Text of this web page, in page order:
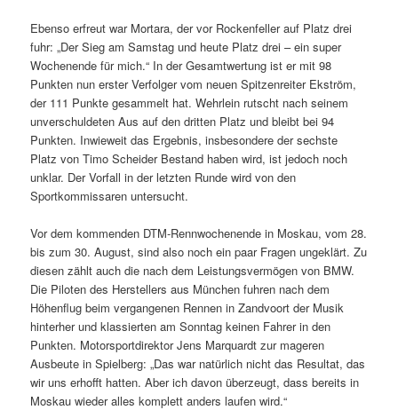
Ebenso erfreut war Mortara, der vor Rockenfeller auf Platz drei
fuhr: „Der Sieg am Samstag und heute Platz drei – ein super
Wochenende für mich.“ In der Gesamtwertung ist er mit 98
Punkten nun erster Verfolger vom neuen Spitzenreiter Ekström,
der 111 Punkte gesammelt hat. Wehrlein rutscht nach seinem
unverschuldeten Aus auf den dritten Platz und bleibt bei 94
Punkten. Inwieweit das Ergebnis, insbesondere der sechste
Platz von Timo Scheider Bestand haben wird, ist jedoch noch
unklar. Der Vorfall in der letzten Runde wird von den
Sportkommissaren untersucht.
Vor dem kommenden DTM-Rennwochenende in Moskau, vom 28.
bis zum 30. August, sind also noch ein paar Fragen ungeklärt. Zu
diesen zählt auch die nach dem Leistungsvermögen von BMW.
Die Piloten des Herstellers aus München fuhren nach dem
Höhenflug beim vergangenen Rennen in Zandvoort der Musik
hinterher und klassierten am Sonntag keinen Fahrer in den
Punkten. Motorsportdirektor Jens Marquardt zur mageren
Ausbeute in Spielberg: „Das war natürlich nicht das Resultat, das
wir uns erhofft hatten. Aber ich davon überzeugt, dass bereits in
Moskau wieder alles komplett anders laufen wird.“